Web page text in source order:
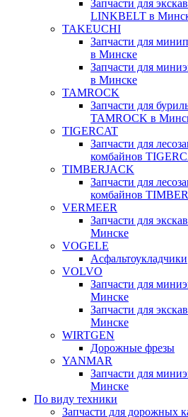
Запчасти для
LINKBELT в
TAKEUCHI
Запчасти для
в Минске
Запчасти для
в Минске
TAMROCK
Запчасти для
TAMROCK в
TIGERCAT
Запчасти для
комбайнов
TIMBERJACK
Запчасти для
комбайнов
VERMEER
Запчасти для
Минске
VOGELE
Асфальтоукладчики
VOLVO
Запчасти для
Минске
Запчасти для
Минске
WIRTGEN
Дорожные фрезы
YANMAR
Запчасти для
Минске
По виду техники
Запчасти для дорожных